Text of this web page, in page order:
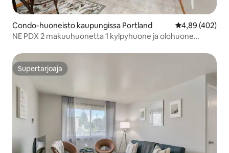
Condo-huoneisto kaupungissa Portland
4,89 (402)
NE PDX 2 makuuhuonetta 1 kylpyhuone ja olohuone
Supertarjoaja
Supertarjoaja